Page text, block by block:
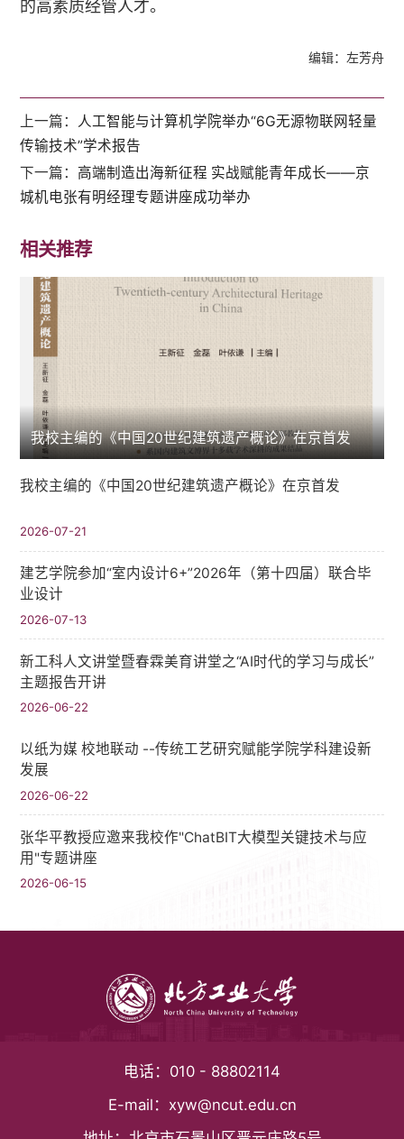
的高素质经管人才。
编辑：左芳舟
上一篇： 人工智能与计算机学院举办“6G无源物联网轻量
传输技术”学术报告
下一篇： 高端制造出海新征程 实战赋能青年成长——京
城机电张有明经理专题讲座成功举办
相关推荐
我校主编的《中国20世纪建筑遗产概论》在京首发
我校主编的《中国20世纪建筑遗产概论》在京首发
2026-07-21
建艺学院参加“室内设计6+”2026年（第十四届）联合毕
业设计
2026-07-13
新工科人文讲堂暨春霖美育讲堂之“AI时代的学习与成长”
主题报告开讲
2026-06-22
以纸为媒 校地联动 --传统工艺研究赋能学院学科建设新
发展
2026-06-22
张华平教授应邀来我校作"ChatBIT大模型关键技术与应
用"专题讲座
2026-06-15
电话： 010 - 88802114
E-mail： xyw@ncut.edu.cn